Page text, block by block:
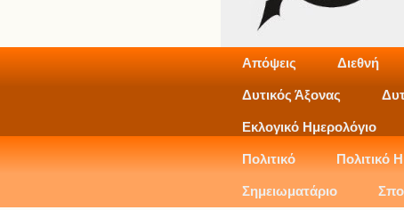
Απόψεις Διεθνή
Δυτικός Άξονας
Εκλογικό Ημερολόγιο
Πολιτικό Πολιτικό
Σημειωματάριο